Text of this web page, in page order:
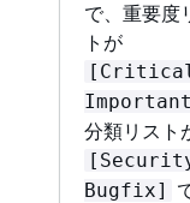
で、重要度
トが
分類リスト
Bugfix]